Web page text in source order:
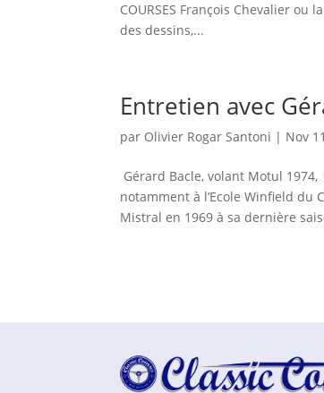
COURSES François Chevalier
des dessins,...
Entretien avec
par Olivier Rogar Santoni | Nov
Gérard Bacle, volant Motul
notamment à l’Ecole Winfield du
Mistral en 1969 à sa dernière